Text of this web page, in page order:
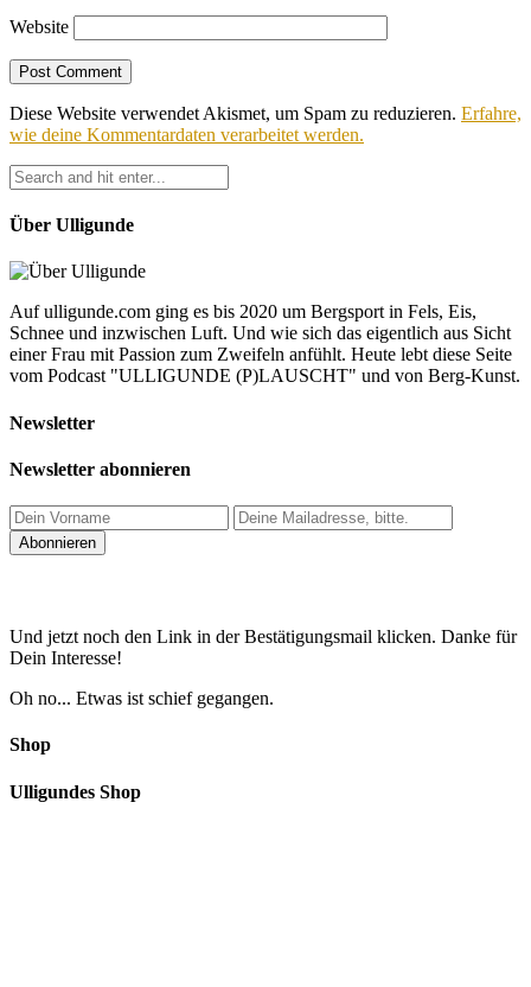
Website
Diese Website verwendet Akismet, um Spam zu reduzieren. Erfahre,
wie deine Kommentardaten verarbeitet werden.
Über Ulligunde
Auf ulligunde.com ging es bis 2020 um Bergsport in Fels, Eis,
Schnee und inzwischen Luft. Und wie sich das eigentlich aus Sicht
einer Frau mit Passion zum Zweifeln anfühlt. Heute lebt diese Seite
vom Podcast "ULLIGUNDE (P)LAUSCHT" und von Berg-Kunst.
Newsletter
Newsletter abonnieren
Und jetzt noch den Link in der Bestätigungsmail klicken. Danke für
Dein Interesse!
Oh no... Etwas ist schief gegangen.
Shop
Ulligundes Shop